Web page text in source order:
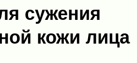
сужения
кожи лица